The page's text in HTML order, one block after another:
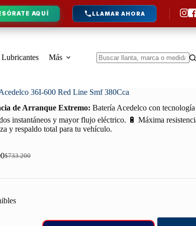
AQUÍ LLAMAR AHORA
Lubricantes
Más
36I-600 Red Line Smf 380Cca
de Arranque Extremo: Batería Acedelco con tecnología
instantáneos y mayor flujo eléctrico. 🔋 Máxima
y respaldo total para tu vehículo.
$733.200
Original
was:
Current
is: